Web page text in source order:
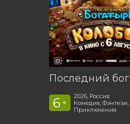
6 +
2026, Россия
Комедия, Фэнтези,
Приключения